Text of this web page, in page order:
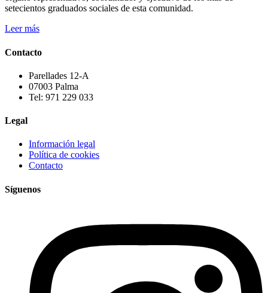
setecientos graduados sociales de esta comunidad.
Leer más
Contacto
Parellades 12-A
07003 Palma
Tel: 971 229 033
Legal
Información legal
Política de cookies
Contacto
Síguenos